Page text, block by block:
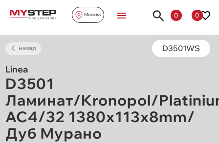
Москва 0 0
назад D3501WS
Linea
D3501
Ламинат/Kronopol/
AC4/32 1380х113х8mm/
Дуб Мурано